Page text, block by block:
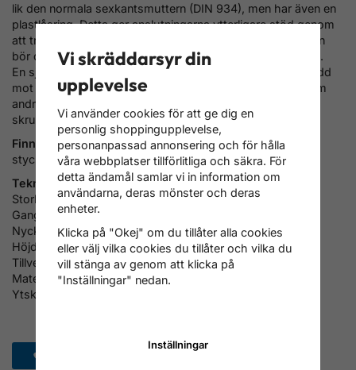
lik den normala sexkantsmuttern (DIN 934), men har även en
plastlåsring. Detta ger anslutningarna ytterligare stöd genom
att trycka på skruvgängan. Men efter att ha lossat muttern
bör du undvika att använda samma mutter en andra gång.
En självlåsande mutter (även kallad stoppmutter) ger skydd
mot att lossna utan att kräva ett annat maskinelement som
andra skruvlåsanordningar och utan att behöva bearbeta
skruvgängan.
Finns att välja förpackning med:25 st., 100 st. eller 200
stycken
Tekniska specifikatoner:
Storlek: M16
Ganga: metrisk, standard
Nyckelstorlek: 24
Höjd: 16 mm
Tillverkad. enl. DIN 985
Materialkvalitet: Stål (Kl. 6-8)
Ytskydd: förzinkad
Vi skräddarsyr din
upplevelse
Vi använder cookies för att ge dig en
personlig shoppingupplevelse,
personanpassad annonsering och för hålla
våra webbplatser tillförlitliga och säkra. För
detta ändamål samlar vi in information om
användarna, deras mönster och deras
enheter.
Klicka på "Okej" om du tillåter alla cookies
eller välj vilka cookies du tillåter och vilka du
vill stänga av genom att klicka på
"Inställningar" nedan.
Inställningar